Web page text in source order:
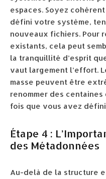
espaces. Soyez
défini votre système,
nouveaux fichiers. Pour
existants, cela peut
la tranquillité d’esprit
vaut largement l’effort.
masse peuvent être
renommer des centaines
fois que vous avez
Étape 4 :
des Métadonnées
Au-delà de la structure